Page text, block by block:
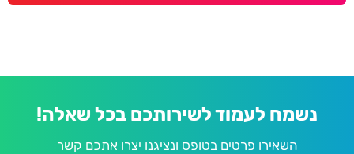
נשמח לעמוד לשירותכם בכל שאלה!
השאירו פרטים בטופס ונציגנו יצרו אתכם קשר